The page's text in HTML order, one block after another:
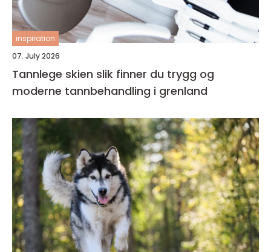
inspiration
07. July 2026
Tannlege skien slik finner du trygg og
moderne tannbehandling i grenland